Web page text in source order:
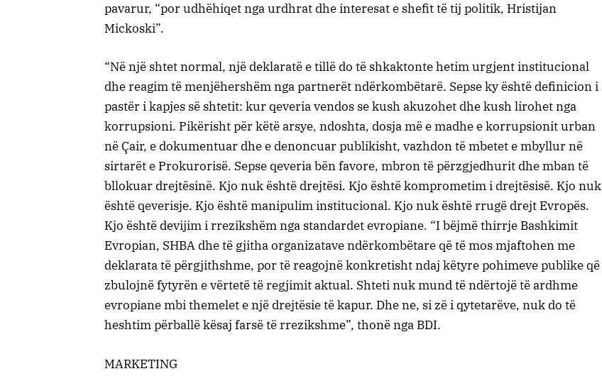
pavarur, “por udhëhiqet nga urdhrat dhe interesat e shefit të tij politik, Hristijan
Mickoski”.
“Në një shtet normal, një deklaratë e tillë do të shkaktonte hetim urgjent institucional
dhe reagim të menjëhershëm nga partnerët ndërkombëtarë. Sepse ky është definicion i
pastër i kapjes së shtetit: kur qeveria vendos se kush akuzohet dhe kush lirohet nga
korrupsioni. Pikërisht për këtë arsye, ndoshta, dosja më e madhe e korrupsionit urban
në Çair, e dokumentuar dhe e denoncuar publikisht, vazhdon të mbetet e mbyllur në
sirtarët e Prokurorisë. Sepse qeveria bën favore, mbron të përzgjedhurit dhe mban të
bllokuar drejtësinë. Kjo nuk është drejtësi. Kjo është komprometim i drejtësisë. Kjo nuk
është qeverisje. Kjo është manipulim institucional. Kjo nuk është rrugë drejt Evropës.
Kjo është devijim i rrezikshëm nga standardet evropiane. “I bëjmë thirrje Bashkimit
Evropian, SHBA dhe të gjitha organizatave ndërkombëtare që të mos mjaftohen me
deklarata të përgjithshme, por të reagojnë konkretisht ndaj këtyre pohimeve publike që
zbulojnë fytyrën e vërtetë të regjimit aktual. Shteti nuk mund të ndërtojë të ardhme
evropiane mbi themelet e një drejtësie të kapur. Dhe ne, si zë i qytetarëve, nuk do të
heshtim përballë kësaj farsë të rrezikshme”, thonë nga BDI.
MARKETING